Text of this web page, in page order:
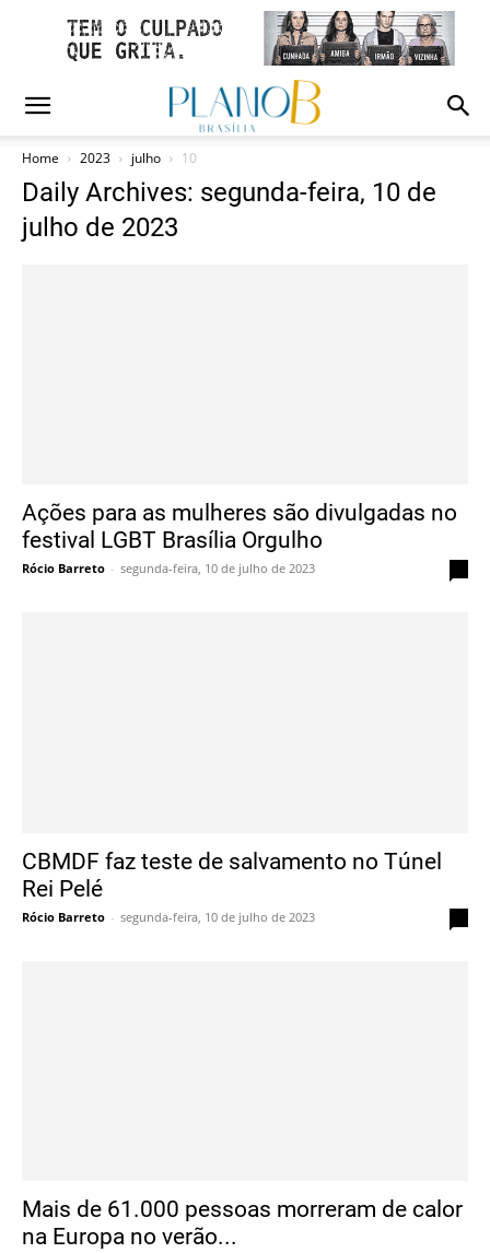
Home 2023 julho 10
Daily Archives: segunda-feira, 10 de
julho de 2023
Ações para as mulheres são divulgadas no
festival LGBT Brasília Orgulho
Rócio Barreto - segunda-feira, 10 de julho de 2023
CBMDF faz teste de salvamento no Túnel
Rei Pelé
Rócio Barreto - segunda-feira, 10 de julho de 2023
Mais de 61.000 pessoas morreram de calor
na Europa no verão...